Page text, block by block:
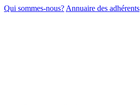
Qui sommes-nous? Annuaire des adhérents